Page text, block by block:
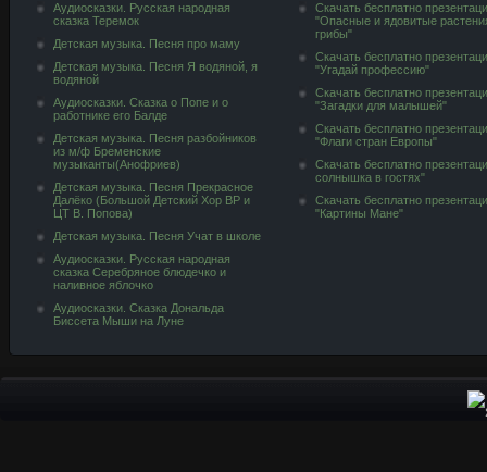
Аудиосказки. Русская народная
сказка Теремок
Детская музыка. Песня про маму
Детская музыка. Песня Я водяной, я
водяной
Аудиосказки. Сказка о Попе и о
работнике его Балде
Детская музыка. Песня разбойников
из м/ф Бременские
музыканты(Анофриев)
Детская музыка. Песня Прекрасное
Далёко (Большой Детский Хор ВР и
ЦТ В. Попова)
Детская музыка. Песня Учат в школе
Аудиосказки. Русская народная
сказка Серебряное блюдечко и
наливное яблочко
Аудиосказки. Сказка Дональда
Биссета Мыши на Луне
Скачать бесплатно
"Опасные и ядовитые
грибы"
Скачать бесплатно
"Угадай профессию"
Скачать бесплатно
"Загадки для малышей"
Скачать бесплатно
"Флаги стран Европы"
Скачать бесплатно
солнышка в гостях"
Скачать бесплатно
"Картины Мане"